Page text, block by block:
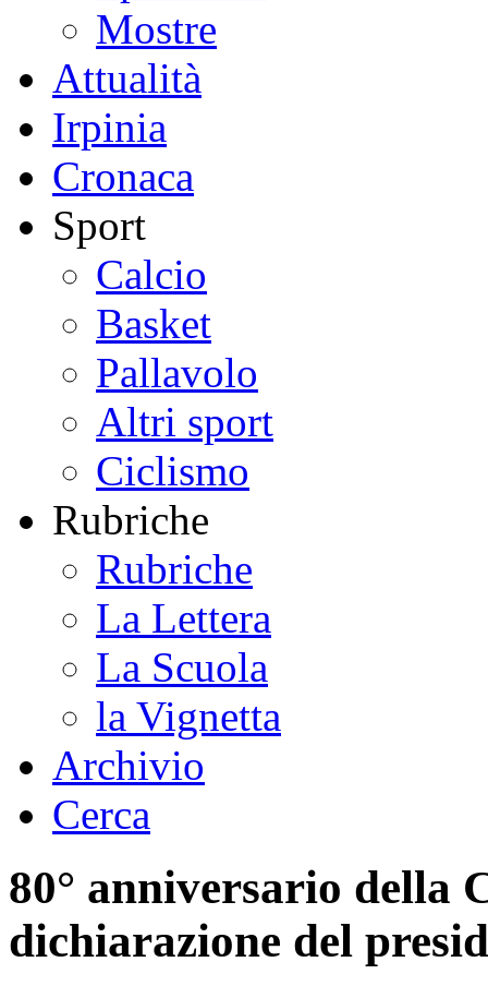
Mostre
Attualità
Irpinia
Cronaca
Sport
Calcio
Basket
Pallavolo
Altri sport
Ciclismo
Rubriche
Rubriche
La Lettera
La Scuola
la Vignetta
Archivio
Cerca
80° anniversario della
dichiarazione del